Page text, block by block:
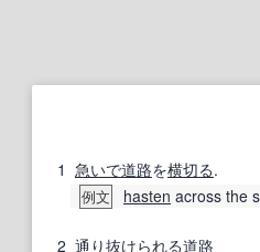
1 急いで道路を横切る.
例文 hasten across the
2 通り抜けられる道路